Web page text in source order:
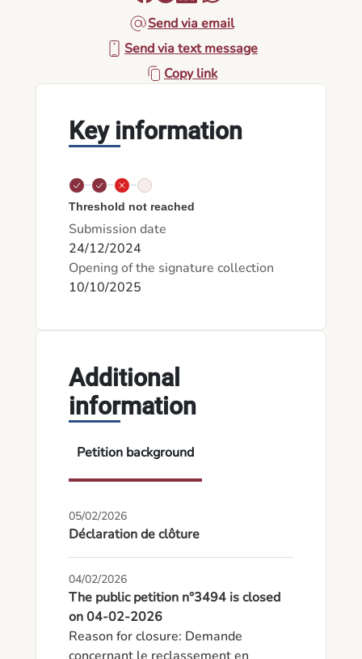
Send via email
Send via text message
Copy link
Key information
Threshold not reached
Submission date
24/12/2024
Opening of the signature collection
10/10/2025
Additional
information
Petition background
05/02/2026
Déclaration de clôture
04/02/2026
The public petition n°3494 is closed
on 04-02-2026
Reason for closure: Demande